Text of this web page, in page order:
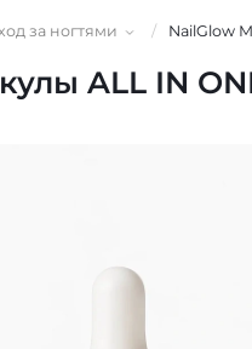
за ногтями / NailGlow
ALL IN